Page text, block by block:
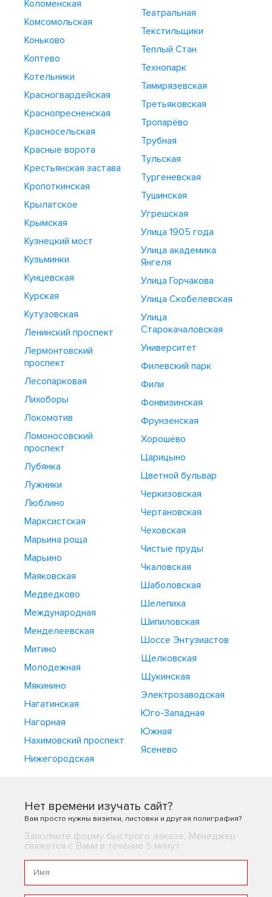
Коломенская
Комсомольская
Коньково
Коптево
Котельники
Красногвардейская
Краснопресненская
Красносельская
Красные ворота
Крестьянская застава
Кропоткинская
Крылатское
Крымская
Кузнецкий мост
Кузьминки
Кунцевская
Курская
Кутузовская
Ленинский проспект
Лермонтовский
проспект
Лесопарковая
Лихоборы
Локомотив
Ломоносовский
проспект
Лубянка
Лужники
Люблино
Марксистская
Марьина роща
Марьино
Маяковская
Медведково
Международная
Менделеевская
Митино
Молодежная
Мякинино
Нагатинская
Нагорная
Нахимовский проспект
Нижегородская
Театральная
Текстильщики
Теплый Стан
Технопарк
Тимирязевская
Третьяковская
Тропарёво
Трубная
Тульская
Тургеневская
Тушинская
Угрешская
Улица 1905 года
Улица академика
Янгеля
Улица Горчакова
Улица Скобелевская
Улица
Старокачаловская
Университет
Филевский парк
Фили
Фонвизинская
Фрунзенская
Хорошёво
Царицыно
Цветной бульвар
Черкизовская
Чертановская
Чеховская
Чистые пруды
Чкаловская
Шаболовская
Шелепиха
Шипиловская
Шоссе Энтузиастов
Щелковская
Щукинская
Электрозаводская
Юго-Западная
Южная
Ясенево
Нет времени изучать сайт?
Вам просто нужны визитки, листовки и другая полиграфия?
Заполните форму быстрого заказа, Менеджер
свяжется с Вами в течение 5 минут